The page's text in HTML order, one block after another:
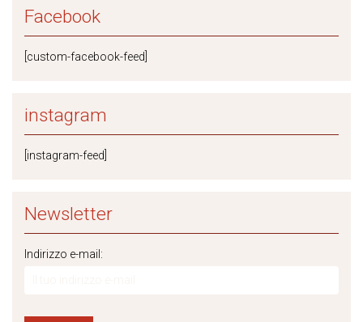
Facebook
[custom-facebook-feed]
instagram
[instagram-feed]
Newsletter
Indirizzo e-mail: